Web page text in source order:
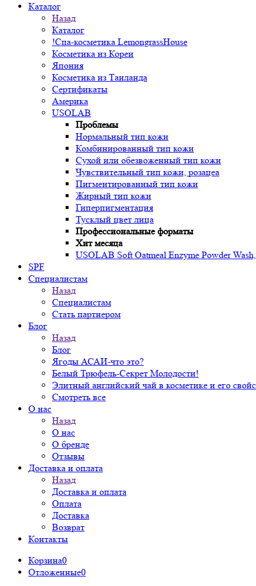
Каталог
Назад
Каталог
!Спа-косметика LemongrassHouse
Косметика из Кореи
Япония
Косметика из Таиланда
Сертификаты
Америка
USOLAB
Проблемы
Нормальный тип кожи
Комбинированный тип кожи
Сухой или обезвоженный тип кожи
Чувствительный тип кожи, розацеа
Пигментированный тип кожи
Жирный тип кожи
Гиперпигментация
Тусклый цвет лица
Профессиональные форматы
Хит месяца
USOLAB Soft Oatmeal Enzyme Powder
SPF
Специалистам
Назад
Специалистам
Стать партнером
Блог
Назад
Блог
Ягоды АСАИ-что это?
Белый Трюфель-Секрет Молодости!
Элитный английский чай в косметике и его
Смотреть все
О нас
Назад
О нас
О бренде
Отзывы
Доставка и оплата
Назад
Доставка и оплата
Оплата
Доставка
Возврат
Контакты
Корзина0
Отложенные0